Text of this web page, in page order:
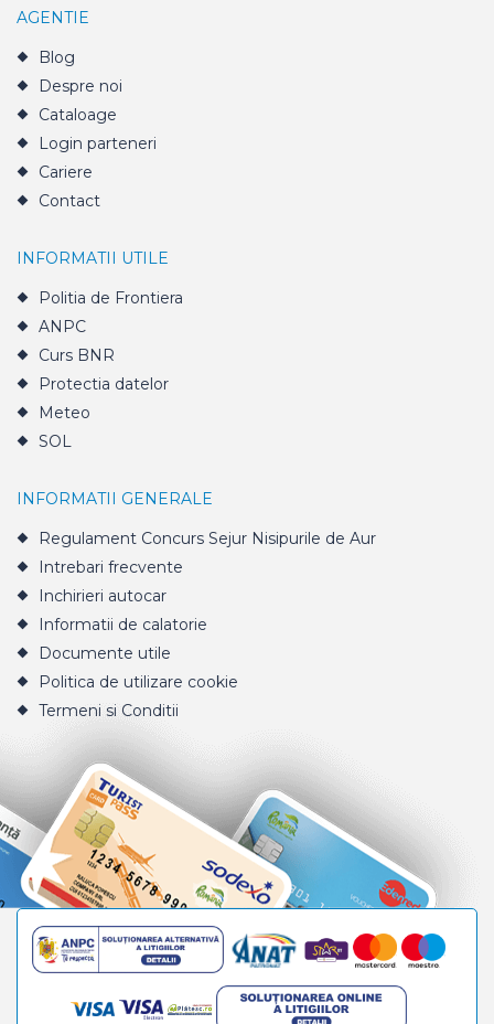
AGENTIE
Blog
Despre noi
Cataloage
Login parteneri
Cariere
Contact
INFORMATII UTILE
Politia de Frontiera
ANPC
Curs BNR
Protectia datelor
Meteo
SOL
INFORMATII GENERALE
Regulament Concurs Sejur Nisipurile de Aur
Intrebari frecvente
Inchirieri autocar
Informatii de calatorie
Documente utile
Politica de utilizare cookie
Termeni si Conditii